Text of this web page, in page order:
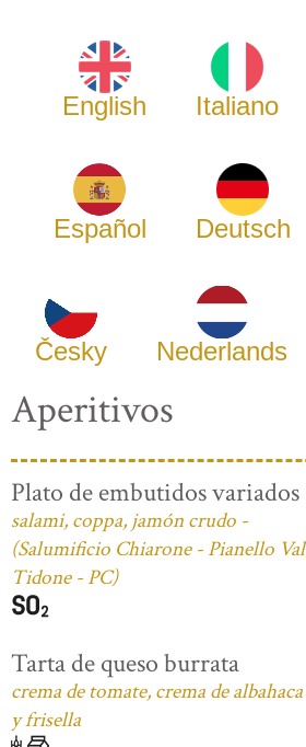
English Italiano
Español Deutsch
Česky Nederlands
Aperitivos
Plato de embutidos variados
salami, coppa, jamón crudo -
(Salumificio Chiarone - Pianello Val
Tidone - PC)
Tarta de queso burrata
crema de tomate, crema de albahaca
y frisella